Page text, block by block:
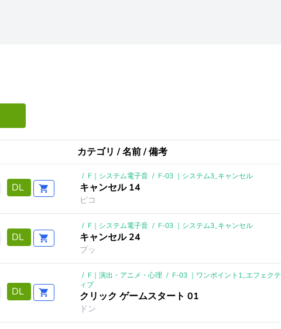
カテゴリ / 名前 / 備考
DL
/ F｜システム電子音 / F-03 ｜システム3_キャンセル
キャンセル 14
ピコ
DL
/ F｜システム電子音 / F-03 ｜システム3_キャンセル
キャンセル 24
プッ
DL
/ F｜演出・アニメ・心理 / F-03 ｜ワンポイント1_エフェクテ
ィブ
クリック ゲームスタート 01
ドン